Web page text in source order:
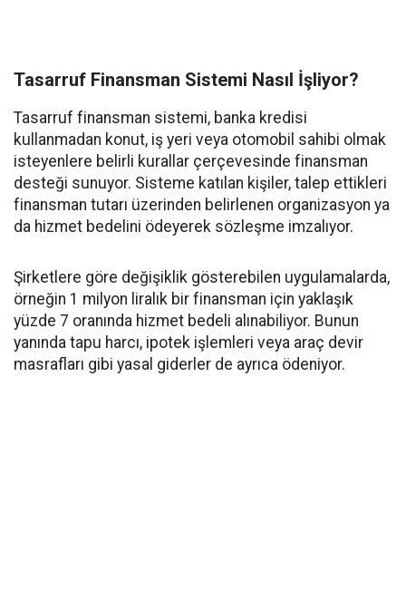
Tasarruf Finansman Sistemi Nasıl İşliyor?
Tasarruf finansman sistemi, banka kredisi
kullanmadan konut, iş yeri veya otomobil sahibi olmak
isteyenlere belirli kurallar çerçevesinde finansman
desteği sunuyor. Sisteme katılan kişiler, talep ettikleri
finansman tutarı üzerinden belirlenen organizasyon ya
da hizmet bedelini ödeyerek sözleşme imzalıyor.
Şirketlere göre değişiklik gösterebilen uygulamalarda,
örneğin 1 milyon liralık bir finansman için yaklaşık
yüzde 7 oranında hizmet bedeli alınabiliyor. Bunun
yanında tapu harcı, ipotek işlemleri veya araç devir
masrafları gibi yasal giderler de ayrıca ödeniyor.